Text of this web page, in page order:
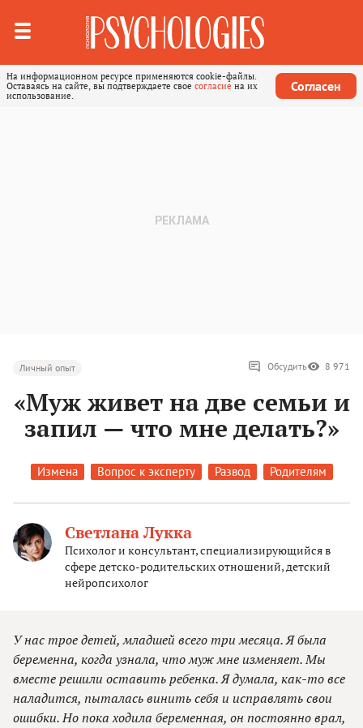
На информационном ресурсе применяются cookie-файлы.
Оставаясь на сайте, вы подтверждаете свое согласие на их
использование.
Согласен
Личный опыт Обсудить 8 971
«Муж живет на две семьи и
запил — что мне делать?»
Измена Вопрос к эксперту Развод Родителям
Светлана Лукка
Психолог и консультант, специализирующийся в
сфере детско-родительских отношений, детский
нейропсихолог
У нас трое детей, младшей всего три месяца. Я была
беременна, когда узнала, что муж мне изменяет. Мы
вместе решили оставить ребенка. Я думала, как-то все
наладится, пыталась винить себя и исправлять свои
ошибки. Но пока ходила беременная, он постоянно врал,